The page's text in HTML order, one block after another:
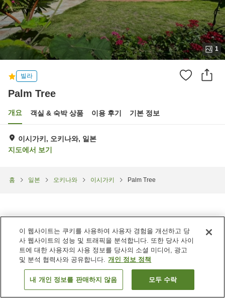
1
빌라
Palm Tree
개요 객실 & 숙박 상품 이용 후기 기본 정보
이시가키, 오키나와, 일본
지도에서 보기
홈 일본 오키나와 이시가키 Palm Tree
객실 보기
이 웹사이트는 쿠키를 사용하여 사용자 경험을 개선하고 당
사 웹사이트의 성능 및 트래픽을 분석합니다. 또한 당사 사이
트에 대한 사용자의 사용 정보를 당사의 소셜 미디어, 광고
및 분석 협력사와 공유합니다. 개인 정보 정책
내 개인 정보를 판매하지 않음 모두 수락